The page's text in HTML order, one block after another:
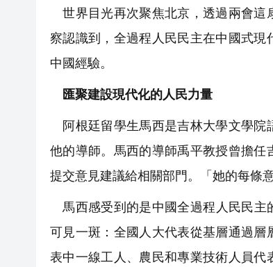
世界目光再次聚焦北京，透過兩會這
察認識到，全過程人民民主在中國式
中國經驗。
匯聚建設現代化的人民力量
阿根廷留學生馬西是吉林大學文學院
他的導師。馬西的導師禹平教授曾擔
提交意見建議給相關部門。「她的每條
馬西感受到的是中國全過程人民民
可見一斑：全國人大代表從基層通過
表中一線工人、農民和專業技術人員